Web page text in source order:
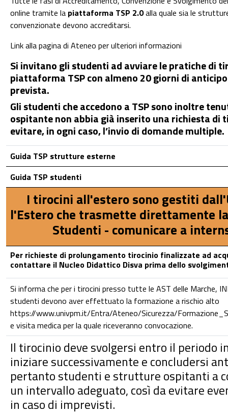
online tramite la piattaforma TSP 2.0alla quale sia le
convenzionate devono accreditarsi.
Link alla pagina di Ateneo per ulteriori informazioni
Si invitano gli studenti ad avviare le pratiche di
piattaforma TSP con almeno 20 giorni di
prevista.
Gli studenti che accedono a TSP sono inoltre
ospitante non abbia già inserito una richiesta di
evitare, in ogni caso, l’invio di domande multiple.
Guida TSP strutture esterne
Guida TSP studenti
I tirocini all'estero sono gestiti
l'Estero che trasmette direttamente
Studenti - comunicare a
Per richieste di prolungamento tirocinio finalizzate ad
contattare il Nucleo Didattico Disva prima dello
Si informa che per i tirocini presso tutte le AST delle Marche,
studenti devono aver effettuato la formazione a rischio alto
https://www.univpm.it/Entra/Ateneo/Sicurezza/
e visita medica per la quale riceveranno convocazione.
Il tirocinio deve svolgersi entro il periodo
iniziare successivamente e concludersi
pertanto studenti e strutture ospitanti a
un intervallo adeguato, così da evitare
in caso di imprevisti.